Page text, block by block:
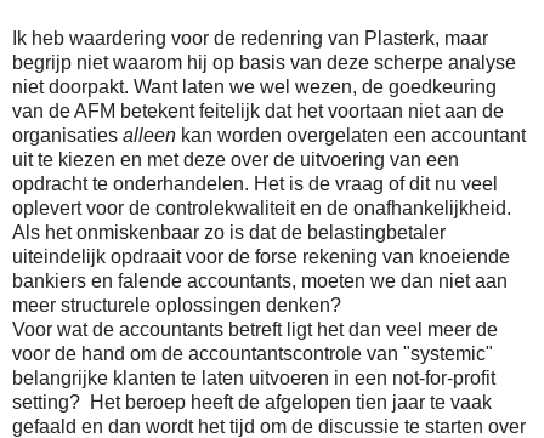
Ik heb waardering voor de redenring van Plasterk, maar
begrijp niet waarom hij op basis van deze scherpe analyse
niet doorpakt. Want laten we wel wezen, de goedkeuring
van de AFM betekent feitelijk dat het voortaan niet aan de
organisaties alleen kan worden overgelaten een accountant
uit te kiezen en met deze over de uitvoering van een
opdracht te onderhandelen. Het is de vraag of dit nu veel
oplevert voor de controlekwaliteit en de onafhankelijkheid.
Als het onmiskenbaar zo is dat de belastingbetaler
uiteindelijk opdraait voor de forse rekening van knoeiende
bankiers en falende accountants, moeten we dan niet aan
meer structurele oplossingen denken?
Voor wat de accountants betreft ligt het dan veel meer de
voor de hand om de accountantscontrole van "systemic"
belangrijke klanten te laten uitvoeren in een not-for-profit
setting? Het beroep heeft de afgelopen tien jaar te vaak
gefaald en dan wordt het tijd om de discussie te starten over